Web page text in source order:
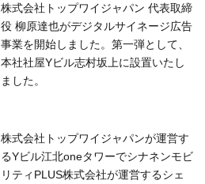
株式会社トップワイジャパン 代表取締
役 柳原達也がデジタルサイネージ広告
事業を開始しました。第一弾として、
本社社屋Yビル志村坂上に設置いたし
ました。
株式会社トップワイジャパンが運営す
るYビル江北oneタワーでシナネンモビ
リティPLUS株式会社が運営するシェ